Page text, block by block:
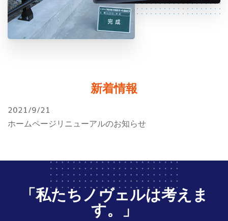
新着情報
2021/9/21
ホームページリニューアルのお知らせ
「私たちノヴェルは考えま
す。」